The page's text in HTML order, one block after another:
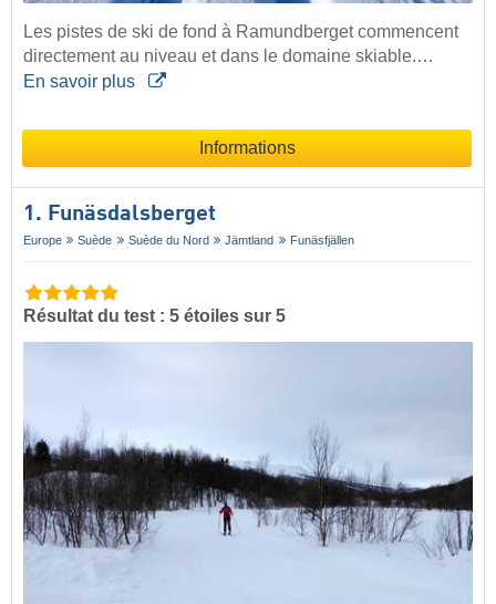
Les pistes de ski de fond à Ramundberget commencent
directement au niveau et dans le domaine skiable.…
En savoir plus
Informations
1. Funäsdalsberget
Europe Suède Suède du Nord Jämtland Funäsfjällen
Résultat du test : 5 étoiles sur 5